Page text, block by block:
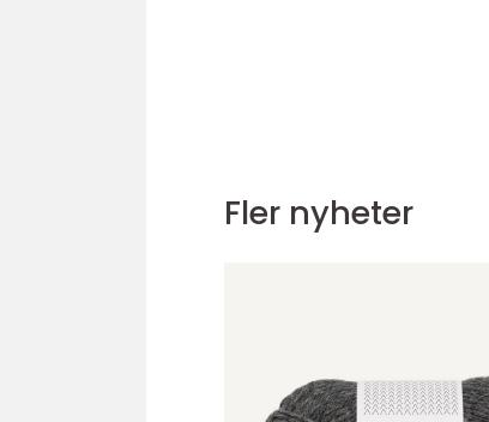
Fler nyheter